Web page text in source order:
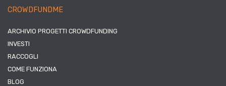
CROWDFUNDME
ARCHIVIO PROGETTI CROWDFUNDING
INVESTI
RACCOGLI
COME FUNZIONA
BLOG